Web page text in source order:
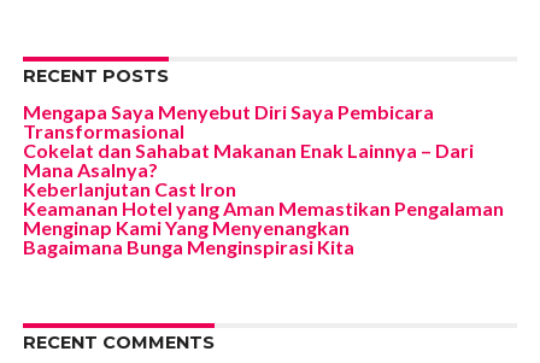
RECENT POSTS
Mengapa Saya Menyebut Diri Saya Pembicara
Transformasional
Cokelat dan Sahabat Makanan Enak Lainnya – Dari
Mana Asalnya?
Keberlanjutan Cast Iron
Keamanan Hotel yang Aman Memastikan Pengalaman
Menginap Kami Yang Menyenangkan
Bagaimana Bunga Menginspirasi Kita
RECENT COMMENTS